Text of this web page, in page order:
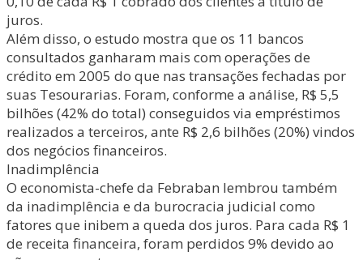
juros.
Além disso, o estudo mostra que os 11 bancos
consultados ganharam mais com operações de
crédito em 2005 do que nas transações fechadas por
suas Tesourarias. Foram, conforme a análise, R$ 5,5
bilhões (42% do total) conseguidos via empréstimos
realizados a terceiros, ante R$ 2,6 bilhões (20%) vindos
dos negócios financeiros.
Inadimplência
O economista-chefe da Febraban lembrou também
da inadimplência e da burocracia judicial como
fatores que inibem a queda dos juros. Para cada R$ 1
de receita financeira, foram perdidos 9% devido ao